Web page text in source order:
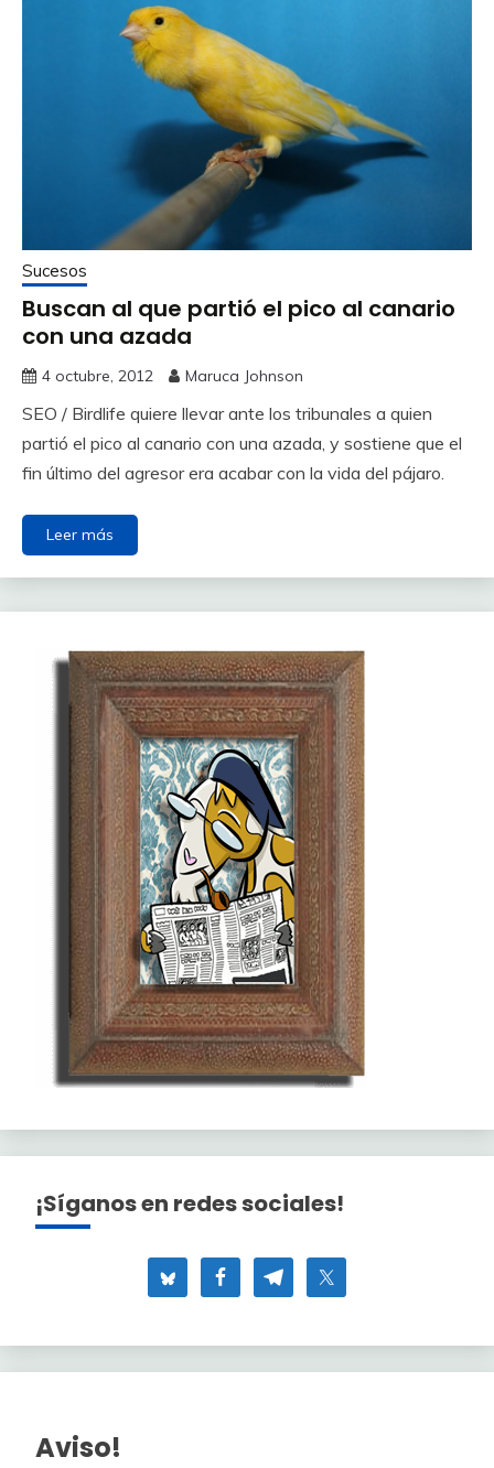
Sucesos
Buscan al que partió el pico al canario
con una azada
4 octubre, 2012 Maruca Johnson
SEO / Birdlife quiere llevar ante los tribunales a quien
partió el pico al canario con una azada, y sostiene que el
fin último del agresor era acabar con la vida del pájaro.
Leer más
¡Síganos en redes sociales!
Aviso!